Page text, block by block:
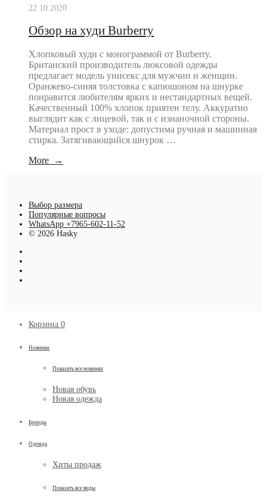
22.10.2020
Обзор на худи Burberry
Хлопковый худи с монограммой от Burberry.
Британский производитель люксовой одежды
предлагает модель унисекс для мужчин и женщин.
Оранжево-синяя толстовка с капюшоном на шнурке
понравится любителям ярких и нестандартных вещей.
Качественный 100% хлопок приятен телу. Аккуратно
выглядит как с лицевой, так и с изнаночной стороны.
Материал прост в уходе: допустима ручная и машинная
стирка. Затягивающийся шнурок …
More →
Выбор размера
Популярные вопросы
WhatsApp +7965-602-11-52
© 2026 Hasky
Корзина 0
Новинки
Показать все новинки
Новая обувь
Новая одежда
Бренды
Одежда
Хиты продаж
Показать все виды